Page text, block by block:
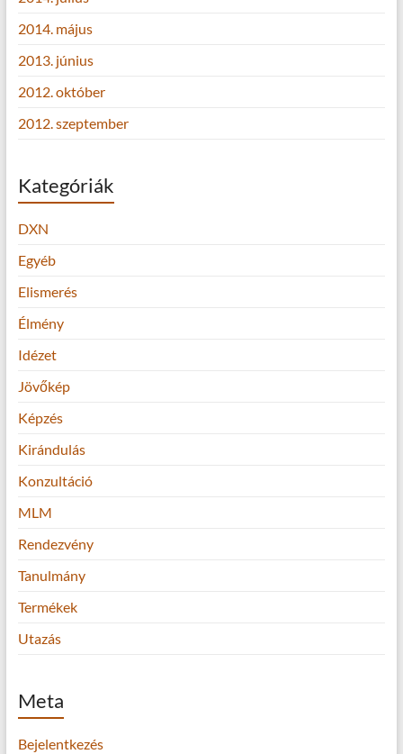
2014. május
2013. június
2012. október
2012. szeptember
Kategóriák
DXN
Egyéb
Elismerés
Élmény
Idézet
Jövőkép
Képzés
Kirándulás
Konzultáció
MLM
Rendezvény
Tanulmány
Termékek
Utazás
Meta
Bejelentkezés